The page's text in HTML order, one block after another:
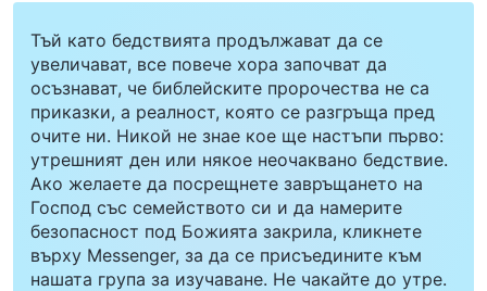
Тъй като бедствията продължават да се
увеличават, все повече хора започват да
осъзнават, че библейските пророчества не са
приказки, а реалност, която се разгръща пред
очите ни. Никой не знае кое ще настъпи първо:
утрешният ден или някое неочаквано бедствие.
Ако желаете да посрещнете завръщането на
Господ със семейството си и да намерите
безопасност под Божията закрила, кликнете
върху Messenger, за да се присъедините към
нашата група за изучаване. Не чакайте до утре.